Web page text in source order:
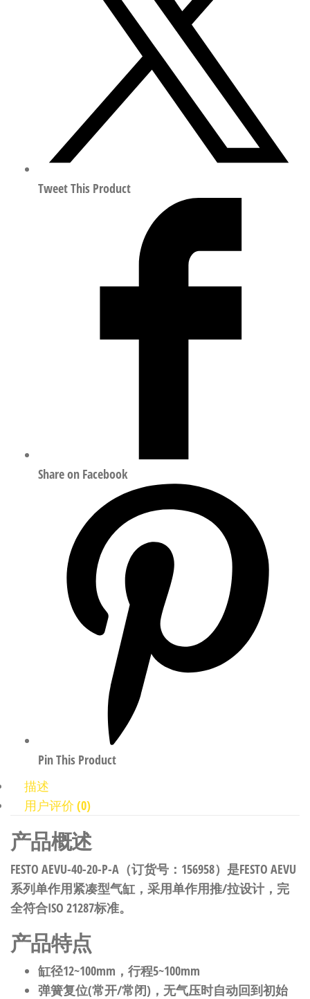
合
ISOTweet This Product
Share on Facebook
Pin This Product
描述
用户评价 (0)
产品概述
FESTO AEVU-40-20-P-A（订货号：156958）是FESTO AEVU
系列单作用紧凑型气缸，采用单作用推/拉设计，完
全符合ISO 21287标准。
产品特点
缸径12~100mm，行程5~100mm
弹簧复位(常开/常闭)，无气压时自动回到初始